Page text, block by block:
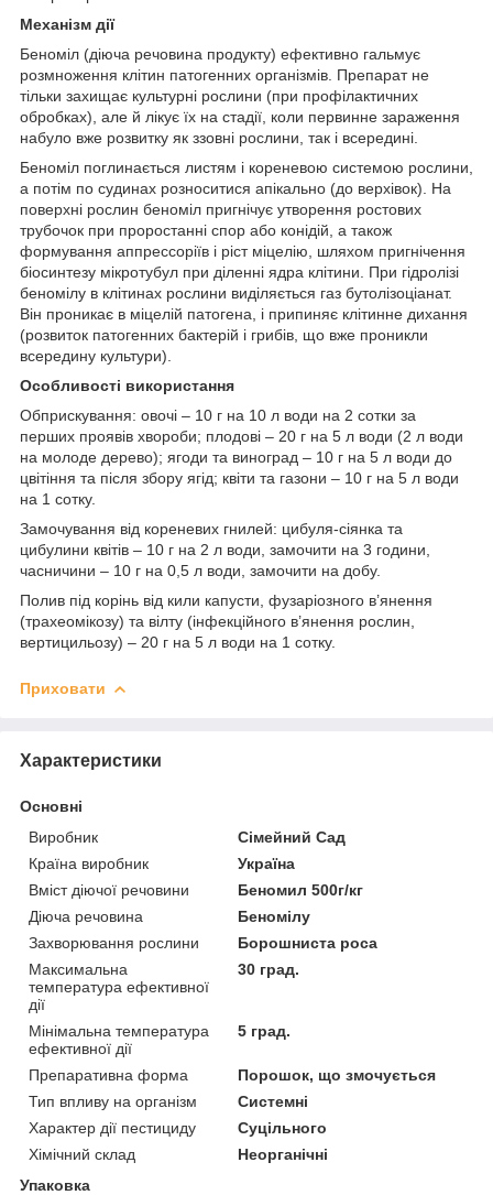
Механізм дії
Беноміл (діюча речовина продукту) ефективно гальмує
розмноження клітин патогенних організмів. Препарат не
тільки захищає культурні рослини (при профілактичних
обробках), але й лікує їх на стадії, коли первинне зараження
набуло вже розвитку як ззовні рослини, так і всередині.
Беноміл поглинається листям і кореневою системою рослини,
а потім по судинах розноситися апікально (до верхівок). На
поверхні рослин беноміл пригнічує утворення ростових
трубочок при проростанні спор або конідій, а також
формування аппрессоріїв і ріст міцелію, шляхом пригнічення
біосинтезу мікротубул при діленні ядра клітини. При гідролізі
беномілу в клітинах рослини виділяється газ бутолізоціанат.
Він проникає в міцелій патогена, і припиняє клітинне дихання
(розвиток патогенних бактерій і грибів, що вже проникли
всередину культури).
Особливості використання
Обприскування: овочі – 10 г на 10 л води на 2 сотки за
перших проявів хвороби; плодові – 20 г на 5 л води (2 л води
на молоде дерево); ягоди та виноград – 10 г на 5 л води до
цвітіння та після збору ягід; квіти та газони – 10 г на 5 л води
на 1 сотку.
Замочування від кореневих гнилей: цибуля-сіянка та
цибулини квітів – 10 г на 2 л води, замочити на 3 години,
часничини – 10 г на 0,5 л води, замочити на добу.
Полив під корінь від кили капусти, фузаріозного в’янення
(трахеомікозу) та вілту (інфекційного в’янення рослин,
вертицильозу) – 20 г на 5 л води на 1 сотку.
Приховати
Характеристики
Основні
Виробник
Сімейний Сад
Країна виробник
Україна
Вміст діючої речовини
Беномил 500г/кг
Діюча речовина
Беномілу
Захворювання рослини
Борошниста роса
Максимальна
температура ефективної
дії
30 град.
Мінімальна температура
ефективної дії
5 град.
Препаративна форма
Порошок, що змочується
Тип впливу на організм
Системні
Характер дії пестициду
Суцільного
Хімічний склад
Неорганічні
Упаковка